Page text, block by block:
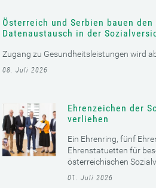
Österreich und Serbien bauen
Datenaustausch in der
Zugang zu Gesundheitsleistungen wird
08. Juli 2026
Ehrenzeichen der
verliehen
Ein Ehrenring, fünf
Ehrenstatuetten für
österreichischen
01. Juli 2026